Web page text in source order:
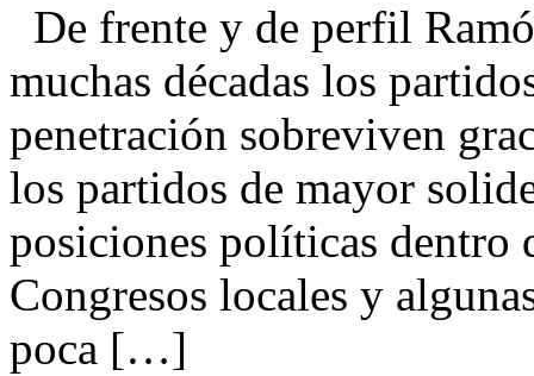
De frente y de perfil
muchas décadas los
penetración sobreviven
los partidos de mayor
posiciones políticas dentro
Congresos locales y
poca […]